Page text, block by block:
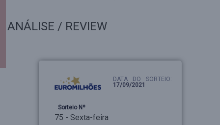
ANÁLISE / REVIEW
DATA DO SORTEIO:
17/09/2021
Sorteio Nº
75 - Sexta-feira